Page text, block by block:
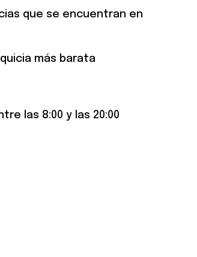
que se encuentran en
más barata
las 8:00 y las 20:00